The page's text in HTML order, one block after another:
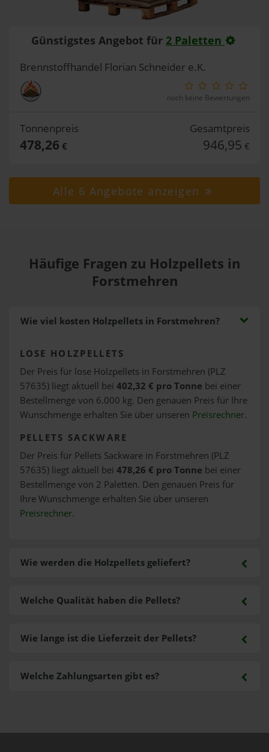
Günstigstes Angebot für 2 Paletten
Brennstoffhandel Florian Schneider e.K.
noch keine Bewertungen
Tonnenpreis
478,26 €
Gesamtpreis
946,95 €
Alle 6 Angebote anzeigen
Häufige Fragen zu Holzpellets in
Forstmehren
Wie viel kosten Holzpellets in Forstmehren?
LOSE HOLZPELLETS
Der Preis für lose Holzpellets in Forstmehren (PLZ
57635) liegt aktuell bei 402,32 € pro Tonne bei einer
Bestellmenge von 6.000 kg. Den genauen Preis für Ihre
Wunschmenge erhalten Sie über unseren Preisrechner.
PELLETS SACKWARE
Der Preis für Pellets Sackware in Forstmehren (PLZ
57635) liegt aktuell bei 478,26 € pro Tonne bei einer
Bestellmenge von 2 Paletten. Den genauen Preis für
Ihre Wunschmenge erhalten Sie über unseren
Preisrechner.
Wie werden die Holzpellets geliefert?
Welche Zahlungsarten gibt es?
Welche Qualität haben die Pellets?
Wie lange ist die Lieferzeit der Pellets?